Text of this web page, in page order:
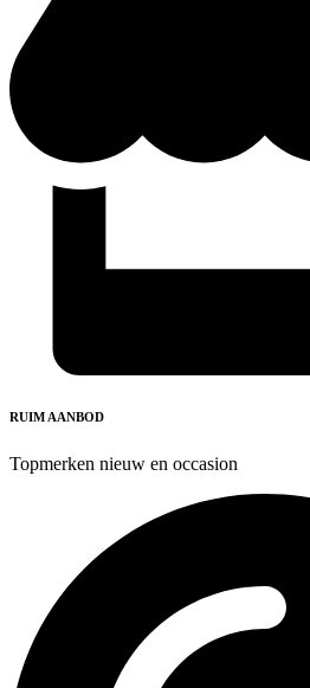
RUIM AANBOD
Topmerken nieuw en occasion